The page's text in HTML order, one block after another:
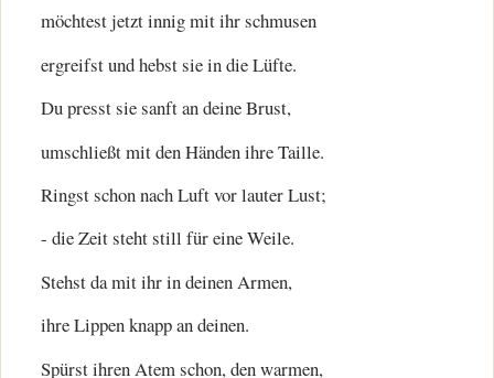
möchtest jetzt innig mit ihr schmusen
ergreifst und hebst sie in die Lüfte.
Du presst sie sanft an deine Brust,
umschließt mit den Händen ihre Taille.
Ringst schon nach Luft vor lauter Lust;
- die Zeit steht still für eine Weile.
Stehst da mit ihr in deinen Armen,
ihre Lippen knapp an deinen.
Spürst ihren Atem schon, den warmen,